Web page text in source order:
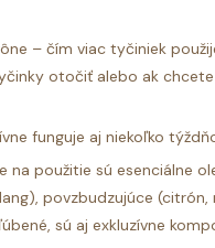
– čím viac tyčiniek
otočiť alebo ak
funguje aj niekoľko
na použitie sú esenciálne
povzbudzujúce
sú aj exkluzívne